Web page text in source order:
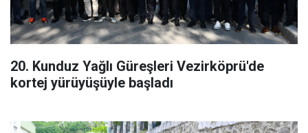
20. Kunduz Yağlı Güreşleri Vezirköprü'de
kortej yürüyüşüyle başladı